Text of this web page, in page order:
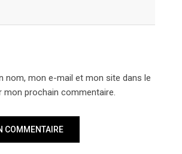
nom, mon e-mail et mon site dans le
mon prochain commentaire.